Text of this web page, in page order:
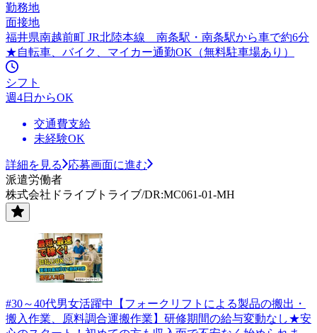
勤務地
面接地
福井県南越前町 JR北陸本線 南条駅・南条駅から車で約6分
★自転車、バイク、マイカー通勤OK（無料駐車場あり）
シフト
週4日からOK
交通費支給
未経験OK
詳細を見る
応募画面に進む
派遣労働者
株式会社ドライブトライブ/DR:MC061-01-MH
#30～40代男女活躍中【フォークリフトによる製品の搬出・
搬入作業、原料調合運搬作業】研修期間の給与変動なし★安